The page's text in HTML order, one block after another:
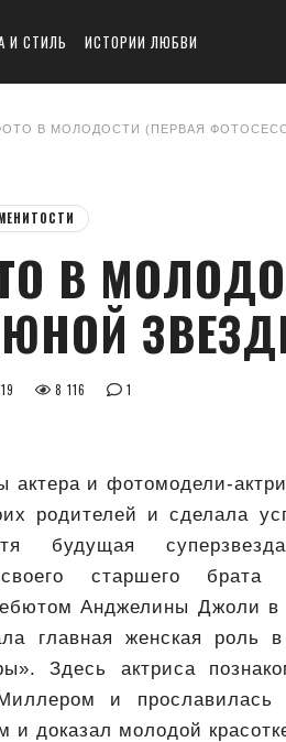
И СТИЛЬ ИСТОРИИ ЛЮБВИ
В МОЛОДОСТИ (ПЕРВАЯ
В
8 116 1
актера и фотомодели-
родителей и сделала
будущая
своего старшего
Анджелины Джоли в
главная женская роль в
Здесь актриса
и прославилась
доказал молодой